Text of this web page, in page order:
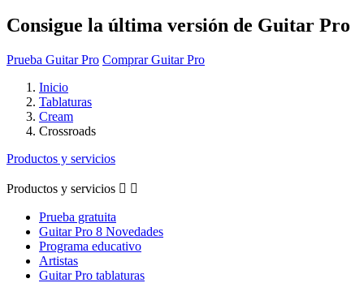
Consigue la última versión de Guitar Pro
Prueba Guitar Pro Comprar Guitar Pro
Inicio
Tablaturas
Cream
Crossroads
Productos y servicios
Productos y servicios  
Prueba gratuita
Guitar Pro 8 Novedades
Programa educativo
Artistas
Guitar Pro tablaturas